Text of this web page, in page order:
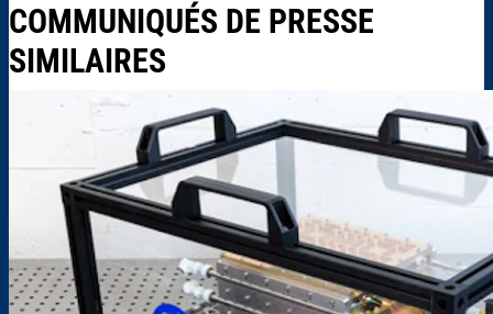
COMMUNIQUÉS DE PRESSE
SIMILAIRES